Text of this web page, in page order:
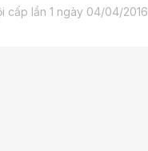
cấp lần 1 ngày 04/04/2016